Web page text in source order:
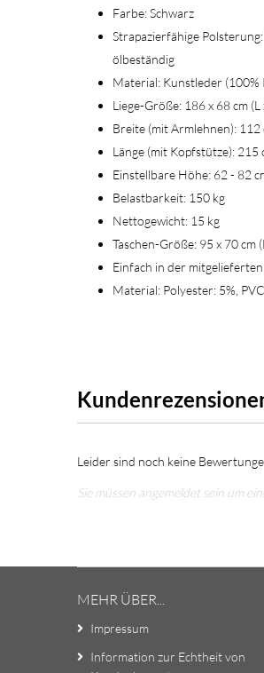
Farbe: Schwarz
Strapazierfähige
ölbeständig
Material: Kunstleder (100%
Liege-Größe: 186 x 68 cm (L
Breite (mit Armlehnen): 112
Länge (mit Kopfstütze): 215
Einstellbare Höhe: 62 - 82
Belastbarkeit: 150 kg
Nettogewicht: 15 kg
Taschen-Größe: 95 x 70 cm
Einfach in der
Material: Polyester: 5%,
Leider sind noch keine
Sie müssen angemeldet sein um
MEHR ÜBER...
Impressum
Information zur Echtheit von